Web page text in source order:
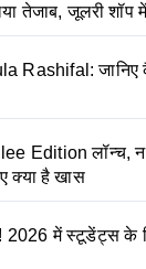
तेजाब, जूलरी शॉप
Rashifal: जानिए
Edition लॉन्च,
क्या है खास
2026 में स्टूडेंट्स के